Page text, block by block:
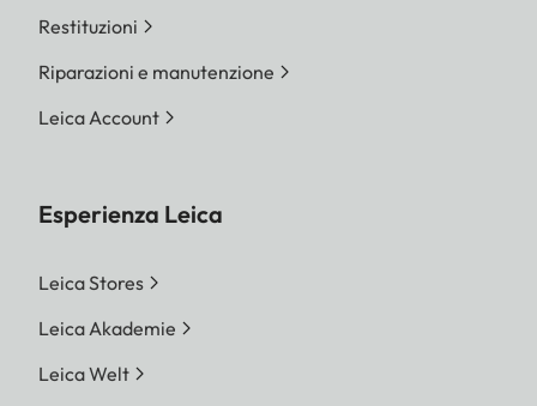
Restituzioni
Riparazioni e manutenzione
Leica Account
Esperienza Leica
Leica Stores
Leica Akademie
Leica Welt